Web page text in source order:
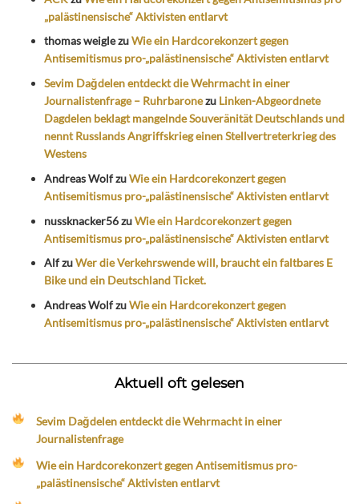
„palästinensische“ Aktivisten entlarvt
thomas weiglezuWie ein Hardcorekonzert gegen
Antisemitismus pro-„palästinensische“ Aktivisten entlarvt
Sevim Dağdelen entdeckt die Wehrmacht in einer
Journalistenfrage – Ruhrbaronezu Linken-Abgeordnete
Dagdelen beklagt mangelnde Souveränität Deutschlands und
nennt Russlands Angriffskrieg einen Stellvertreterkrieg des
Westens
Andreas WolfzuWie ein Hardcorekonzert gegen
Antisemitismus pro-„palästinensische“ Aktivisten entlarvt
nussknacker56zuWie ein Hardcorekonzert gegen
Antisemitismus pro-„palästinensische“ Aktivisten entlarvt
AlfzuWer die Verkehrswende will, braucht ein faltbares E
Bike und ein Deutschland Ticket.
Andreas WolfzuWie ein Hardcorekonzert gegen
Antisemitismus pro-„palästinensische“ Aktivisten entlarvt
Aktuell oft gelesen
Sevim Dağdelen entdeckt die Wehrmacht in einer
Journalistenfrage
Wie ein Hardcorekonzert gegen Antisemitismus pro-
„palästinensische“ Aktivisten entlarvt